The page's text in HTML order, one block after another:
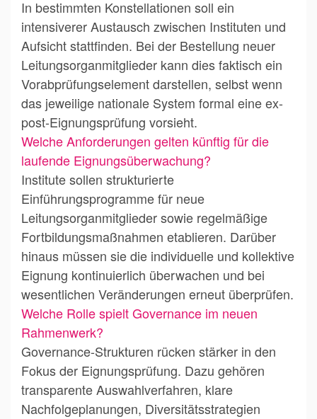
In bestimmten Konstellationen soll ein
intensiverer Austausch zwischen Instituten und
Aufsicht stattfinden. Bei der Bestellung neuer
Leitungsorganmitglieder kann dies faktisch ein
Vorabprüfungselement darstellen, selbst wenn
das jeweilige nationale System formal eine ex-
post-Eignungsprüfung vorsieht.
Welche Anforderungen gelten künftig für die
laufende Eignungsüberwachung?
Institute sollen strukturierte
Einführungsprogramme für neue
Leitungsorganmitglieder sowie regelmäßige
Fortbildungsmaßnahmen etablieren. Darüber
hinaus müssen sie die individuelle und kollektive
Eignung kontinuierlich überwachen und bei
wesentlichen Veränderungen erneut überprüfen.
Welche Rolle spielt Governance im neuen
Rahmenwerk?
Governance-Strukturen rücken stärker in den
Fokus der Eignungsprüfung. Dazu gehören
transparente Auswahlverfahren, klare
Nachfolgeplanungen, Diversitätsstrategien